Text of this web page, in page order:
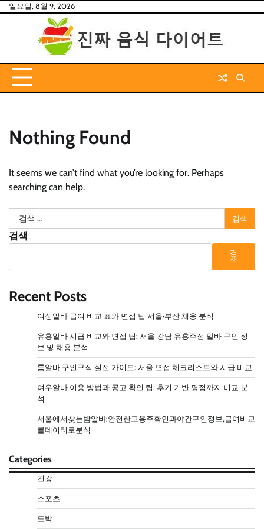
Skip일요일, 8월 9, 2026
Nothing Found
It seems we can’t find what you’re looking for. Perhaps
searching can help.
색:
검색
검
색
Recent Posts
여성알바 급여 비교 표와 면접 팁 서울·부산 채용 분석
유흥알바 시급 비교와 면접 팁: 서울 강남 유흥주점 알바 구인 정
보 및 채용 분석
룸알바 구인구직 실전 가이드: 서울 면접 체크리스트와 시급 비교
여우알바 이용 방법과 공고 확인 팁, 후기 기반 평점까지 비교 분
석
서울에서찾는밤알바:안전한고용주확인과야간구인정보,급여비교
를데이터로분석
Categories
건강
스포츠
도박